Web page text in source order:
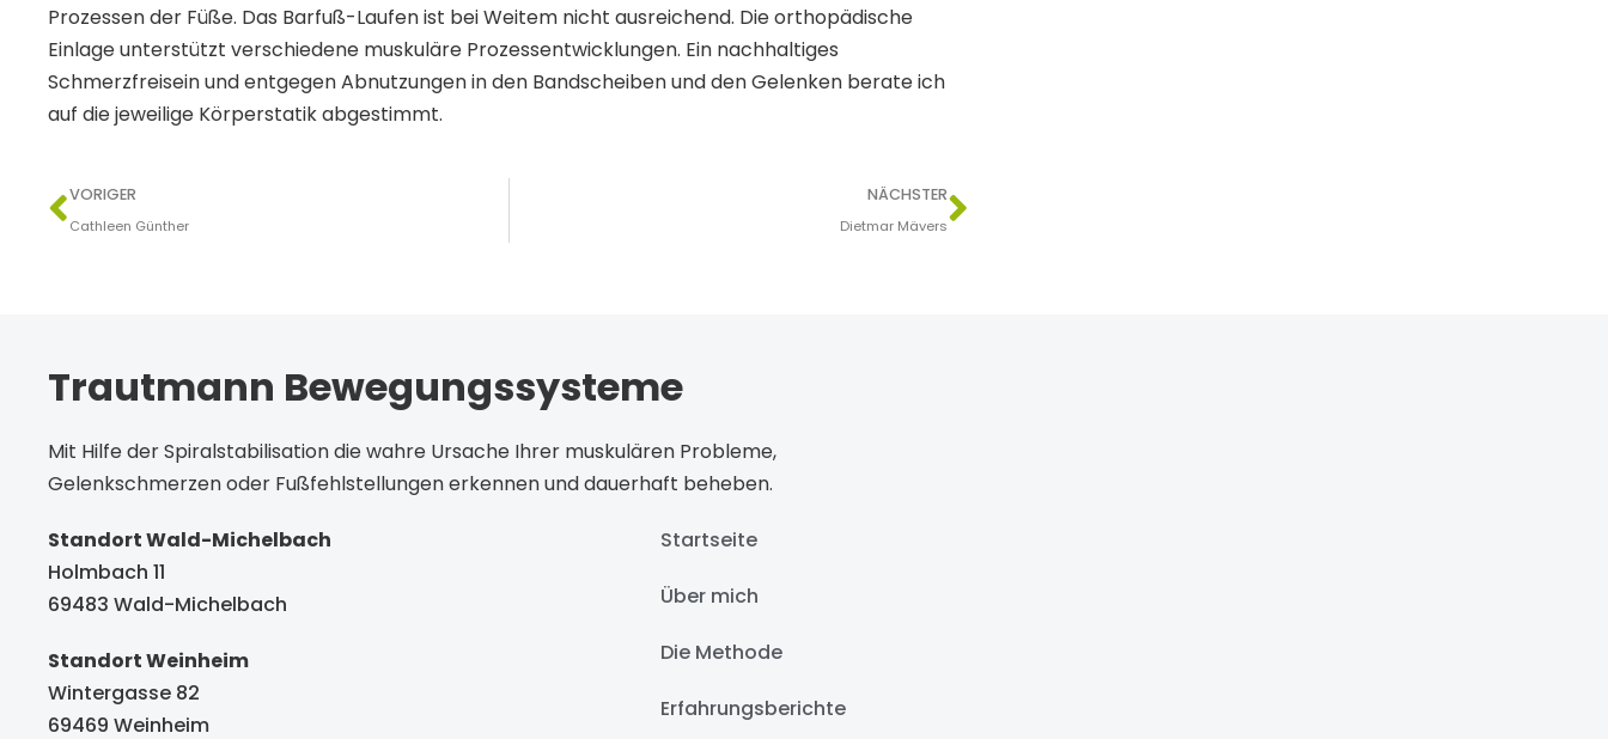
Prozessen der Füße. Das Barfuß-Laufen ist bei Weitem nicht ausreichend. Die orthopädische
Einlage unterstützt verschiedene muskuläre Prozessentwicklungen. Ein nachhaltiges
Schmerzfreisein und entgegen Abnutzungen in den Bandscheiben und den Gelenken berate ich
auf die jeweilige Körperstatik abgestimmt.
VORIGER
Cathleen Günther
NÄCHSTER
Dietmar Mävers
Trautmann Bewegungssysteme
Mit Hilfe der Spiralstabilisation die wahre Ursache Ihrer muskulären Probleme,
Gelenkschmerzen oder Fußfehlstellungen erkennen und dauerhaft beheben.
Standort Wald-Michelbach
Holmbach 11
69483 Wald-Michelbach
Standort Weinheim
Wintergasse 82
69469 Weinheim
Startseite
Über mich
Die Methode
Erfahrungsberichte